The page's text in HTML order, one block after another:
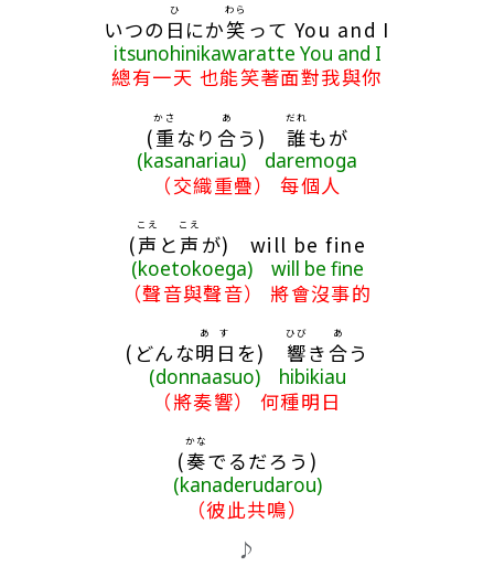
いつの 日
ひ
にか笑
わら
って You and I
itsunohinikawaratte You and I
總有一天 也能笑著面對我與你
(重
かさ
なり 合
あ
う) 誰
だれ
もが
(kasanariau) daremoga
（交織重疊） 每個人
(声
こえ
と 声
こえ
が) will be fine
(koetokoega) will be fine
（聲音與聲音） 將會沒事的
(どんな明日
あす
を) 響
ひび
き合
あ
う
(donnaasuo) hibikiau
（將奏響） 何種明日
(奏
かな
でるだろう)
(kanaderudarou)
（彼此共鳴）
♪